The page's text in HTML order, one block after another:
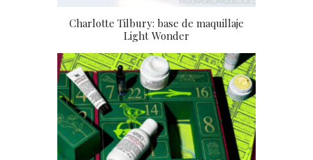
Charlotte Tilbury: base de maquillaje
Light Wonder